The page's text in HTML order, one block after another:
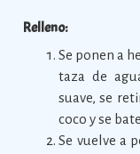
Relleno:
Se ponen a
taza de
suave, se
coco y se
Se vuelve a